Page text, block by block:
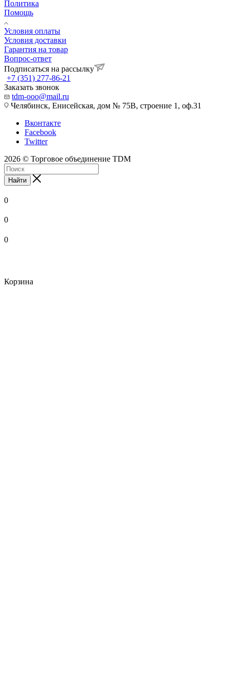
Политика
Помощь
Условия оплаты
Условия доставки
Гарантия на товар
Вопрос-ответ
Подписаться на рассылку
+7 (351) 277-86-21
Заказать звонок
tdm-ooo@mail.ru
Челябинск, Енисейская, дом № 75В, строение 1, оф.31
Вконтакте
Facebook
Twitter
2026 © Торговое объединение TDM
Найти
0
0
0
Корзина